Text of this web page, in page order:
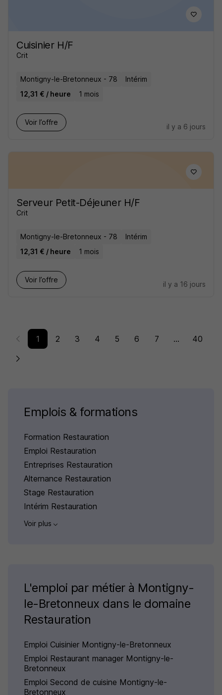
Cuisinier H/F
Crit
Montigny-le-Bretonneux - 78
Intérim
12,31 € / heure
1 mois
Voir l’offre
il y a 6 jours
Serveur Petit-Déjeuner H/F
Crit
Montigny-le-Bretonneux - 78
Intérim
12,31 € / heure
1 mois
Voir l’offre
il y a 16 jours
1 2 3 4 5 6 7 ... 40
Emplois & formations
Formation Restauration
Emploi Restauration
Entreprises Restauration
Alternance Restauration
Stage Restauration
Intérim Restauration
Voir plus
L'emploi par métier à Montigny-
le-Bretonneux dans le domaine
Restauration
Emploi Cuisinier Montigny-le-Bretonneux
Emploi Restaurant manager Montigny-le-
Bretonneux
Emploi Second de cuisine Montigny-le-
Bretonneux